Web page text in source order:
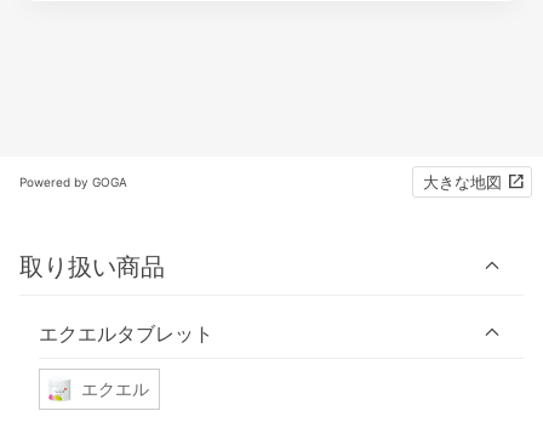
Powered by GOGA 大きな地図
取り扱い商品
エクエルタブレット
エクエル